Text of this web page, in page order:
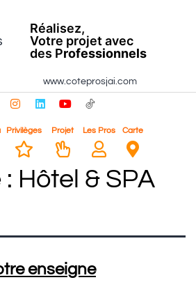
Réalisez,
Votre projet avec
des Professionnels
www.coteprosjai.com
Privilèges Projet Les Pros Carte
Hôtel & SPA
enseigne